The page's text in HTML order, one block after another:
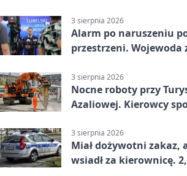
3 sierpnia 2026
Alarm po naruszeniu
przestrzeni. Wojewoda
3 sierpnia 2026
Nocne roboty przy
Azaliowej. Kierowcy
3 sierpnia 2026
Miał dożywotni zakaz,
wsiadł za kierownicę.